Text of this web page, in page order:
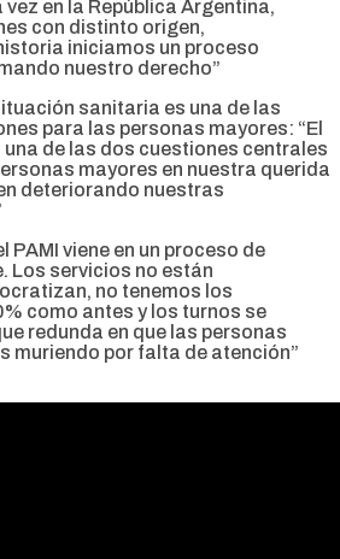
vez en la República Argentina,
con distinto origen,
iniciamos un proceso
nuestro derecho”
sanitaria es una de las
para las personas mayores: “El
una de las dos cuestiones centrales
mayores en nuestra querida
deteriorando nuestras
PAMI viene en un proceso de
Los servicios no están
no tenemos los
como antes y los turnos se
redunda en que las personas
muriendo por falta de atención”